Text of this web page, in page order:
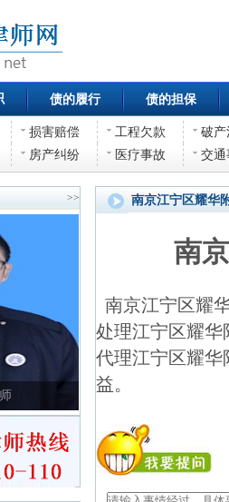
债的履行 债的担保
损害赔偿 工程欠款
破产
房产纠纷 医疗事故 交通
>> 南京江宁区耀华
南
南京江宁区耀
处理江宁区耀华
代理江宁区耀华
益。